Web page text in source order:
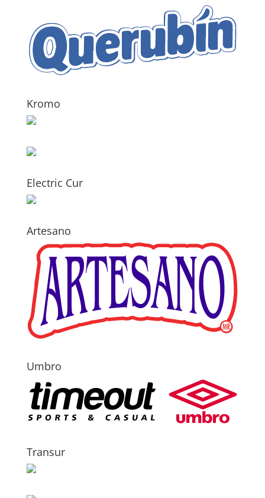
Kromo
Electric Cur
Artesano
Umbro
Transur